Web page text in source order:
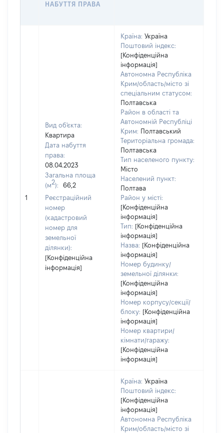
НАБУТТЯ ПРАВА
1
Вид об'єкта:
Квартира
Дата набуття
права:
08.04.2023
Загальна площа
(м2):
66,2
Реєстраційний
номер
(кадастровий
номер для
земельної
ділянки):
[Конфіденційна
інформація]
Країна: Україна
Поштовий індекс:
[Конфіденційна
інформація]
Автономна Республіка
Крим/область/місто зі
спеціальним статусом:
Полтавська
Район в області та
Автономній Республіці
Крим: Полтавський
Територіальна громада:
Полтавська
Тип населеного пункту:
Місто
Населений пункт:
Полтава
Район у місті:
[Конфіденційна
інформація]
Тип: [Конфіденційна
інформація]
Назва: [Конфіденційна
інформація]
Номер будинку/
земельної ділянки:
[Конфіденційна
інформація]
Номер корпусу/секції/
блоку: [Конфіденційна
інформація]
Номер квартири/
кімнати/гаражу:
[Конфіденційна
інформація]
Країна: Україна
Поштовий індекс:
[Конфіденційна
інформація]
Автономна Республіка
Крим/область/місто зі